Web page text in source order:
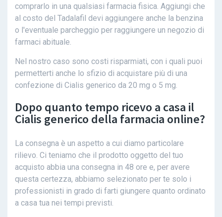
comprarlo in una qualsiasi farmacia fisica. Aggiungi che
al costo del Tadalafil devi aggiungere anche la benzina
o l'eventuale parcheggio per raggiungere un negozio di
farmaci abituale.
Nel nostro caso sono costi risparmiati, con i quali puoi
permetterti anche lo sfizio di acquistare più di una
confezione di Cialis generico da 20 mg o 5 mg.
Dopo quanto tempo ricevo a casa il
Cialis generico della farmacia online?
La consegna è un aspetto a cui diamo particolare
rilievo. Ci teniamo che il prodotto oggetto del tuo
acquisto abbia una consegna in 48 ore e, per avere
questa certezza, abbiamo selezionato per te solo i
professionisti in grado di farti giungere quanto ordinato
a casa tua nei tempi previsti.